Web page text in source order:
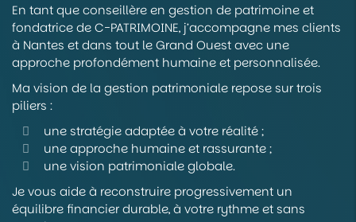
En tant que conseillère en gestion de patrimoine et
fondatrice de C-PATRIMOINE, j’accompagne mes clients
à Nantes et dans tout le Grand Ouest avec une
approche profondément humaine et personnalisée.
Ma vision de la gestion patrimoniale repose sur trois
piliers :
une stratégie adaptée à votre réalité ;
une approche humaine et rassurante ;
une vision patrimoniale globale.
Je vous aide à reconstruire progressivement un
équilibre financier durable, à votre rythme et sans